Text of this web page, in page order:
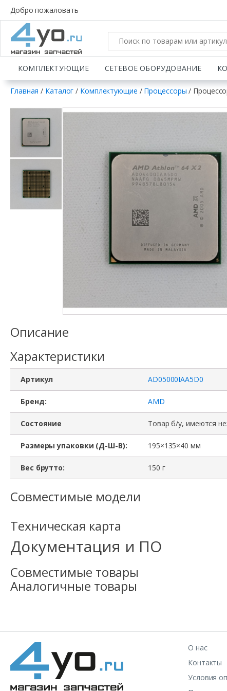
Добро пожаловать
КОМПЛЕКТУЮЩИЕ СЕТЕВОЕ ОБОРУДОВАНИЕ
Главная / Каталог / Комплектующие / Процессоры /
Описание
Характеристики
Артикул AD05000IAA5D0
Бренд: AMD
Состояние Товар б/у, имеются
Размеры упаковки (Д-Ш-В): 195×135×40 мм
Вес брутто: 150 г
Совместимые модели
Техническая карта
Документация и ПО
Совместимые товары
Аналогичные товары
О нас
Контакты
Условия